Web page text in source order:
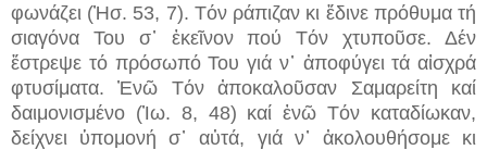
φωνάζει (Ἠσ. 53, 7). Τόν ράπιζαν κι ἔδινε πρόθυμα τή
σιαγόνα Του σ᾽ ἐκεῖνον πού Τόν χτυποῦσε. Δέν
ἔστρεψε τό πρόσωπό Του γιά ν᾽ ἀποφύγει τά αἰσχρά
φτυσίματα. Ἐνῶ Τόν ἀποκαλοῦσαν Σαμαρείτη καί
δαιμονισμένο (Ἰω. 8, 48) καί ἐνῶ Τόν καταδίωκαν,
δείχνει ὑπομονή σ᾽ αὐτά, γιά ν᾽ ἀκολουθήσομε κι